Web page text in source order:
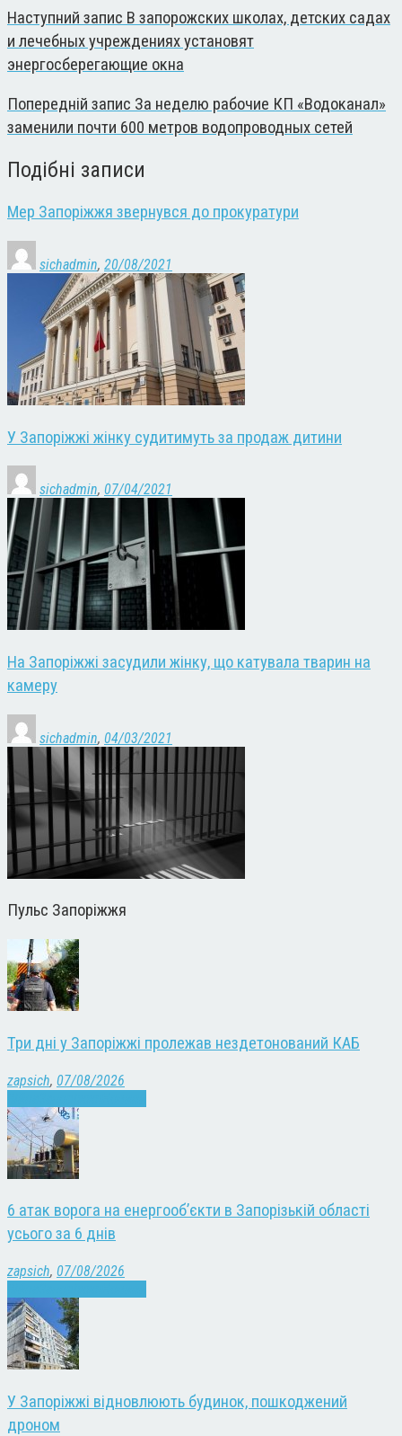
Наступний запис В запорожских школах, детских садах
и лечебных учреждениях установят
энергосберегающие окна
Попередній запис За неделю рабочие КП «Водоканал»
заменили почти 600 метров водопроводных сетей
Подібні записи
Мер Запоріжжя звернувся до прокуратури
sichadmin, 20/08/2021
У Запоріжжі жінку судитимуть за продаж дитини
sichadmin, 07/04/2021
На Запоріжжі засудили жінку, що катувала тварин на
камеру
sichadmin, 04/03/2021
Пульс Запоріжжя
Три дні у Запоріжжі пролежав нездетонований КАБ
zapsich, 07/08/2026
6 атак ворога на енергооб’єкти в Запорізькій області
усього за 6 днів
zapsich, 07/08/2026
У Запоріжжі відновлюють будинок, пошкоджений
дроном